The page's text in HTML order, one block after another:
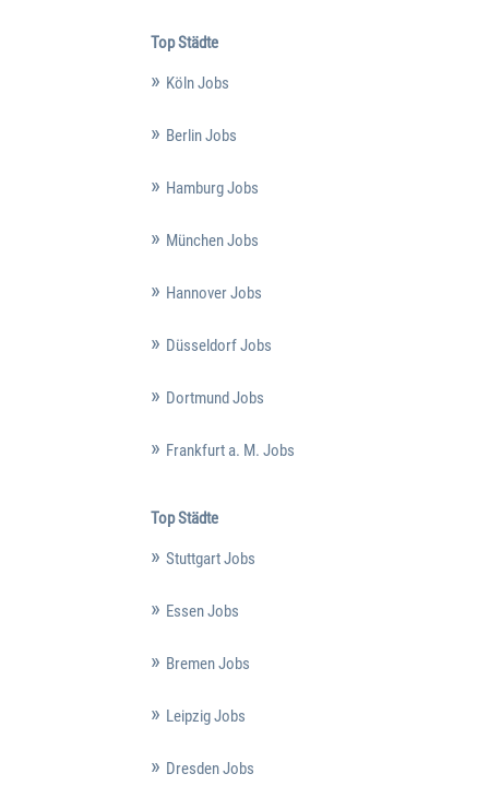
Top Städte
Köln Jobs
Berlin Jobs
Hamburg Jobs
München Jobs
Hannover Jobs
Düsseldorf Jobs
Dortmund Jobs
Frankfurt a. M. Jobs
Top Städte
Stuttgart Jobs
Essen Jobs
Bremen Jobs
Leipzig Jobs
Dresden Jobs